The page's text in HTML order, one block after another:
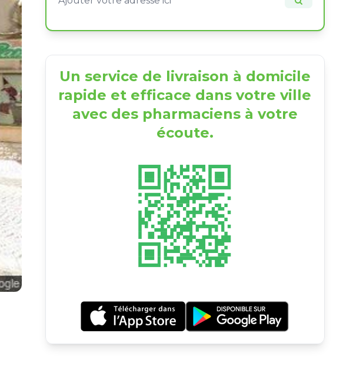
Un service de livraison à domicile
rapide et efficace dans votre ville
avec des pharmaciens à votre
écoute.